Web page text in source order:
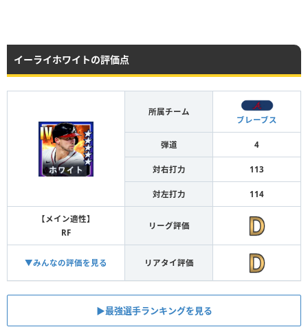
イーライホワイトの評価点
所属チーム
ブレーブス
弾道 4
対右打力 113
対左打力 114
【メイン適性】
RF
リーグ評価
▼みんなの評価を見る リアタイ評価
▶︎最強選手ランキングを見る